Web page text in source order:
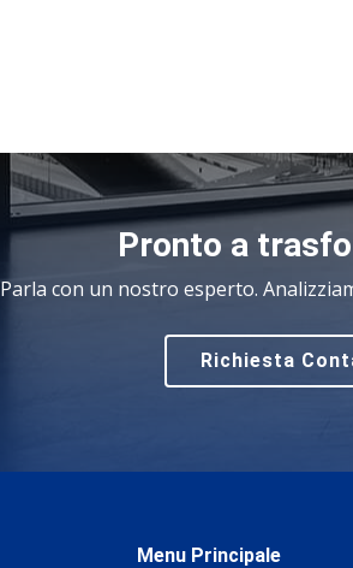
Pronto a
Parla con un nostro esperto.
Richiesta
Menu Principale